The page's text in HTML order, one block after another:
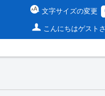
文字サイズの変更
こんにちはゲスト